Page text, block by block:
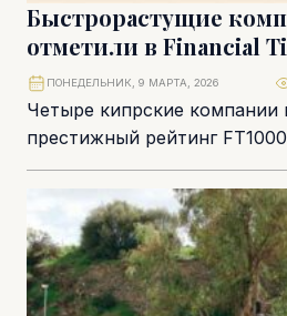
Быстрорастущие
отметили в Financial
Четыре кипрские компании
престижный рейтинг
быстрорастущие компании
признание подчеркивает
европейском...
ПОНЕДЕЛЬНИК, 9 МАРТА, 2026